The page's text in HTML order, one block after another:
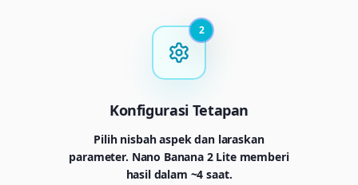
2
Konfigurasi Tetapan
Pilih nisbah aspek dan laraskan
parameter. Nano Banana 2 Lite memberi
hasil dalam ~4 saat.